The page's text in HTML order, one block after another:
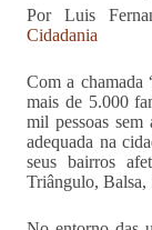
Por Luis
Cidadania
Com a chamada
mais de 5.000
mil pessoas sem
adequada na
seus bairros
Triângulo, Balsa,